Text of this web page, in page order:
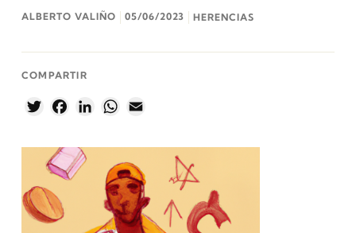
ALBERTO VALIÑO 05/06/2023 HERENCIAS
COMPARTIR
TwitterFacebookLinkedInWhatsApp